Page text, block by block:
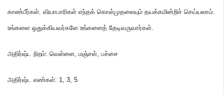
காண்பீர்கள். வியாபாரிகள் எந்தக் கொள்முதலையும் தயக்கமின்றிச் செய்யலாம்.
உங்களை ஒதுக்கியவர்களே உங்களைத் தேடிவருவார்கள்.
அதிர்ஷ்ட நிறம்: வெள்ளை, மஞ்சள், பச்சை
அதிர்ஷ்ட எண்கள்: 1, 3, 5